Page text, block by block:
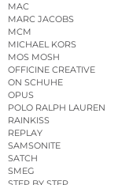
MAC
MARC JACOBS
MCM
MICHAEL KORS
MOS MOSH
OFFICINE CREATIVE
ON SCHUHE
OPUS
POLO RALPH LAUREN
RAINKISS
REPLAY
SAMSONITE
SATCH
SMEG